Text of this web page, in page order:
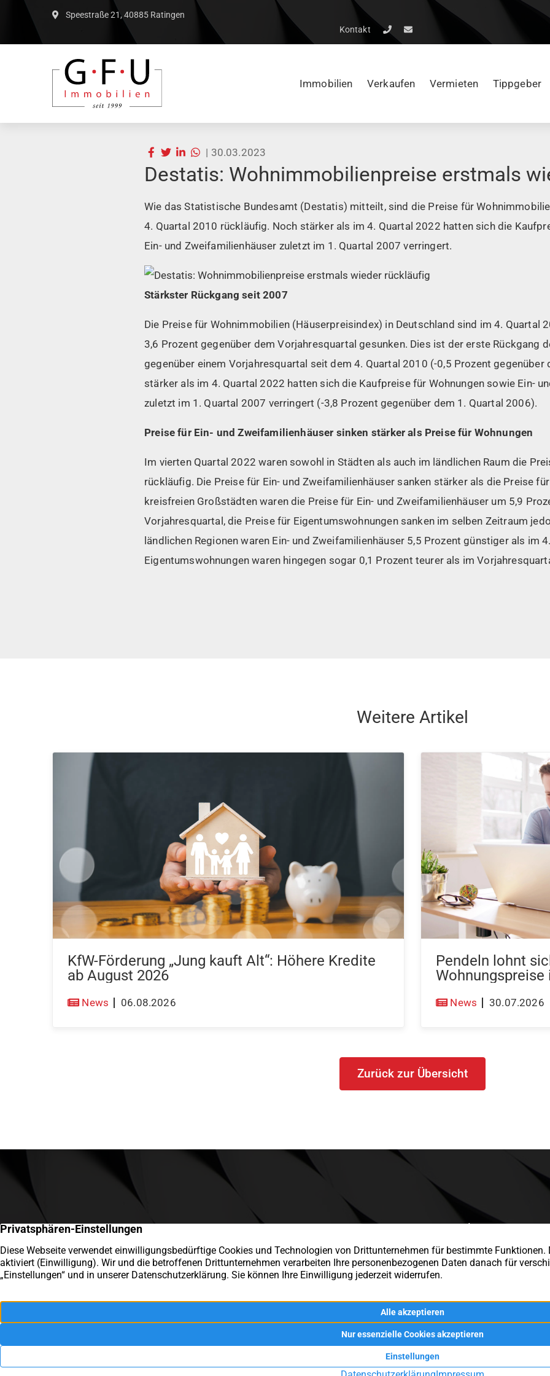
Speestraße 21, 40885 Ratingen
Kontakt
Immobilien Verkaufen Vermieten Tippgeber
| 30.03.2023
Destatis: Wohnimmobilienpreise erstmals
Wie das Statistische Bundesamt (Destatis) mitteilt, sind die Preise für
4. Quartal 2010 rückläufig. Noch stärker als im 4. Quartal 2022 hatten sich die
Ein- und Zweifamilienhäuser zuletzt im 1. Quartal 2007 verringert.
Stärkster Rückgang seit 2007
Die Preise für Wohnimmobilien (Häuserpreisindex) in Deutschland sind im 4. Quartal
3,6 Prozent gegenüber dem Vorjahresquartal gesunken. Dies ist der erste Rückgang
gegenüber einem Vorjahresquartal seit dem 4. Quartal 2010 (-0,5 Prozent gegenüber
stärker als im 4. Quartal 2022 hatten sich die Kaufpreise für Wohnungen sowie Ein-
zuletzt im 1. Quartal 2007 verringert (-3,8 Prozent gegenüber dem 1. Quartal 2006).
Preise für Ein- und Zweifamilienhäuser sinken stärker als Preise für Wohnungen
Im vierten Quartal 2022 waren sowohl in Städten als auch im ländlichen Raum die
rückläufig. Die Preise für Ein- und Zweifamilienhäuser sanken stärker als die Preise
kreisfreien Großstädten waren die Preise für Ein- und Zweifamilienhäuser um 5,9
Vorjahresquartal, die Preise für Eigentumswohnungen sanken im selben Zeitraum
ländlichen Regionen waren Ein- und Zweifamilienhäuser 5,5 Prozent günstiger als im
Eigentumswohnungen waren hingegen sogar 0,1 Prozent teurer als im
Weitere Artikel
KfW-Förderung „Jung kauft Alt“: Höhere Kredite
ab August 2026
News 06.08.2026
Pendeln lohnt
News 30.07.2026
Zurück zur Übersicht
Speestraße 21
40885 Ratingen
E-Mail:info@g-f-u.de
Impressum
Datenschutz
Vertrag
GFU Immobilien OHG – Immobilienmakler in Ratingen –